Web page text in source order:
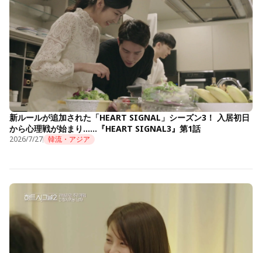
新ルールが追加された「HEART SIGNAL」シーズン3！ 入居初日
から心理戦が始まり……『HEART SIGNAL3』第1話
2026/7/27 韓流・アジア